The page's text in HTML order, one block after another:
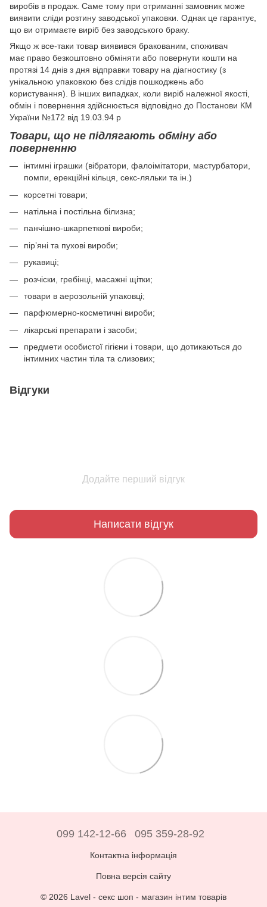
виробів в продаж. Саме тому при отриманні замовник може
виявити сліди розтину заводської упаковки. Однак це гарантує,
що ви отримаєте виріб без заводського браку.
Якщо ж все-таки товар виявився бракованим, споживач
має право безкоштовно обміняти або повернути кошти на
протязі 14 днів з дня відправки товару на діагностику (з
унікальною упаковкою без слідів пошкоджень або
користування). В інших випадках, коли виріб належної якості,
обмін і повернення здійснюється відповідно до Постанови КМ
України №172 від 19.03.94 р
Товари, що не підлягають обміну або
поверненню
інтимні іграшки (вібратори, фалоімітатори, мастурбатори,
помпи, ерекційні кільця, секс-ляльки та ін.)
корсетні товари;
натільна і постільна білизна;
панчішно-шкарпеткові вироби;
пір’яні та пухові вироби;
рукавиці;
розчіски, гребінці, масажні щітки;
товари в аерозольній упаковці;
парфюмерно-косметичні вироби;
лікарські препарати і засоби;
предмети особистої гігієни і товари, що дотикаються до
інтимних частин тіла та слизових;
Відгуки
Додайте перший відгук
Написати відгук
099 142-12-66 095 359-28-92
Контактна інформація
Повна версія сайту
© 2026 Lavel - секс шоп - магазин інтим товарів